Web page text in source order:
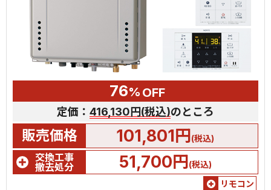
76% OFF
定価： 416,130円(税込)のところ
販売価格 101,801円(税込)
交換工事
撤去処分
51,700円(税込)
リモコン